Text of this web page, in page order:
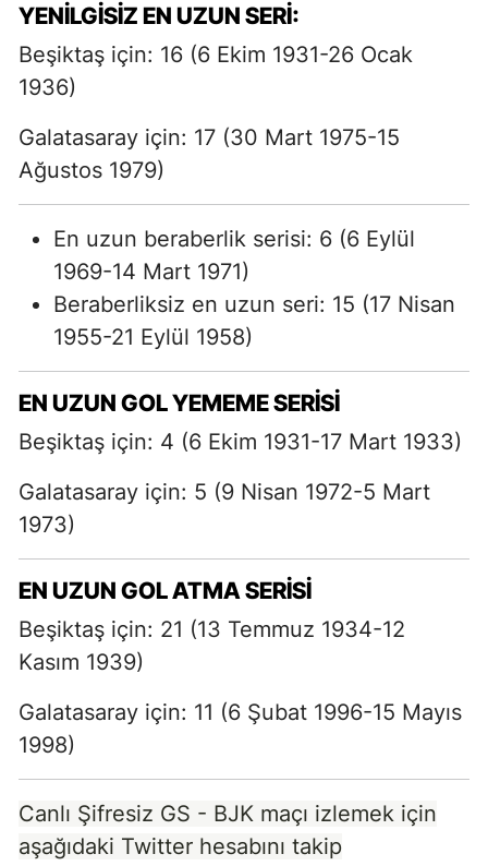
YENILGISIZ EN UZUN SERI:
Beşiktaş için: 16 (6 Ekim 1931-26 Ocak
1936)
Galatasaray için: 17 (30 Mart 1975-15
Ağustos 1979)
En uzun beraberlik serisi: 6 (6 Eylül
1969-14 Mart 1971)
Beraberliksiz en uzun seri: 15 (17 Nisan
1955-21 Eylül 1958)
EN UZUN GOL YEMEME SERISI
Beşiktaş için: 4 (6 Ekim 1931-17 Mart 1933)
Galatasaray için: 5 (9 Nisan 1972-5 Mart
1973)
EN UZUN GOL ATMA SERISI
Beşiktaş için: 21 (13 Temmuz 1934-12
Kasım 1939)
Galatasaray için: 11 (6 Şubat 1996-15 Mayıs
1998)
Canlı Şifresiz GS - BJK maçı izlemek için
aşağıdaki Twitter hesabını takip